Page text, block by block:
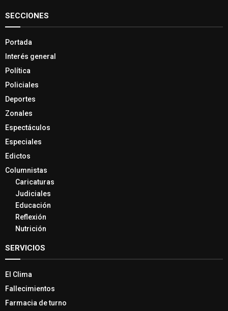
SECCIONES
Portada
Interés general
Política
Policiales
Deportes
Zonales
Espectáculos
Especiales
Edictos
Columnistas
Caricaturas
Judiciales
Educación
Reflexión
Nutrición
SERVICIOS
El Clima
Fallecimientos
Farmacia de turno